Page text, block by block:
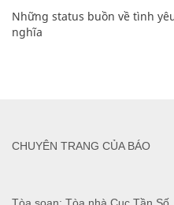
Những status buồn về tình
nghĩa
CHUYÊN TRANG CỦA BÁO